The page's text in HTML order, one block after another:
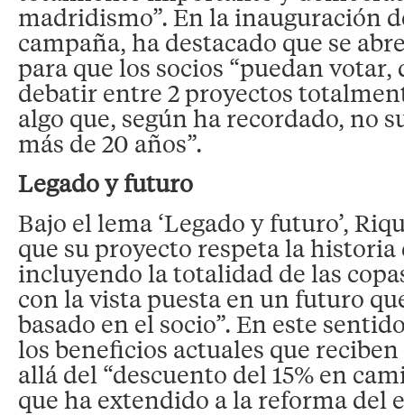
madridismo”. En la inauguración
campaña, ha destacado que se
para que los socios “puedan votar,
debatir entre 2 proyectos
algo que, según ha recordado, no
más de 20 años”.
Legado y futuro
Bajo el lema ‘Legado y futuro’,
que su proyecto respeta la historia
incluyendo la totalidad de las
con la vista puesta en un futuro
basado en el socio”. En este
los beneficios actuales que
allá del “descuento del 15% en
que ha extendido a la reforma del